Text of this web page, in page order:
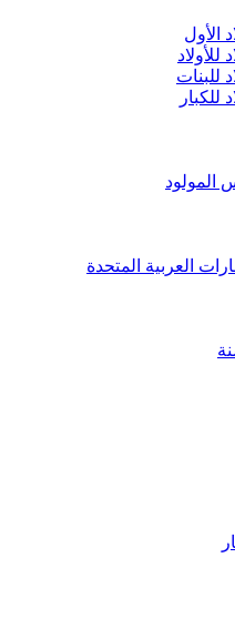
الأول
للبنات
العربية المتحدة